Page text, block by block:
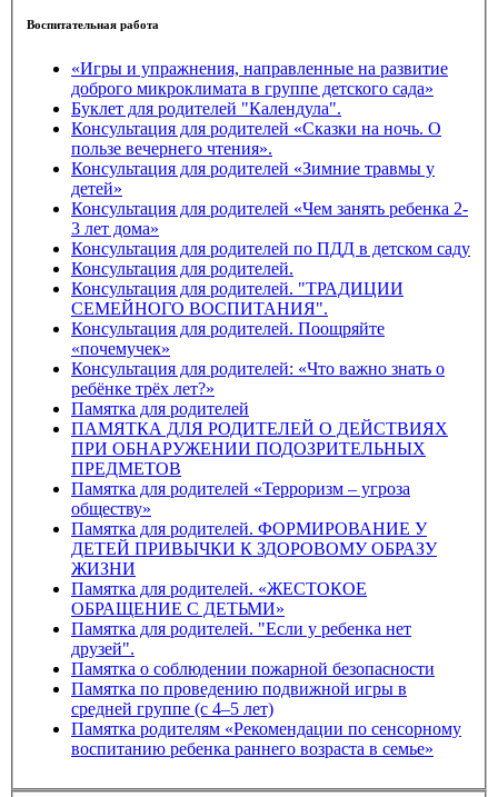
Воспитательная работа
«Игры и упражнения, направленные на развитие
доброго микроклимата в группе детского сада»
Буклет для родителей "Календула".
Консультация для родителей «Сказки на ночь. О
пользе вечернего чтения».
Консультация для родителей «Зимние травмы у
детей»
Консультация для родителей «Чем занять ребенка 2-
3 лет дома»
Консультация для родителей по ПДД в детском саду
Консультация для родителей.
Консультация для родителей. "ТРАДИЦИИ
СЕМЕЙНОГО ВОСПИТАНИЯ".
Консультация для родителей. Поощряйте
«почемучек»
Консультация для родителей: «Что важно знать о
ребёнке трёх лет?»
Памятка для родителей
ПАМЯТКА ДЛЯ РОДИТЕЛЕЙ О ДЕЙСТВИЯХ
ПРИ ОБНАРУЖЕНИИ ПОДОЗРИТЕЛЬНЫХ
ПРЕДМЕТОВ
Памятка для родителей «Терроризм – угроза
обществу»
Памятка для родителей. ФОРМИРОВАНИЕ У
ДЕТЕЙ ПРИВЫЧКИ К ЗДОРОВОМУ ОБРАЗУ
ЖИЗНИ
Памятка для родителей. «ЖЕСТОКОЕ
ОБРАЩЕНИЕ С ДЕТЬМИ»
Памятка для родителей. "Если у ребенка нет
друзей".
Памятка о соблюдении пожарной безопасности
Памятка по проведению подвижной игры в
средней группе (с 4–5 лет)
Памятка родителям «Рекомендации по сенсорному
воспитанию ребенка раннего возраста в семье»